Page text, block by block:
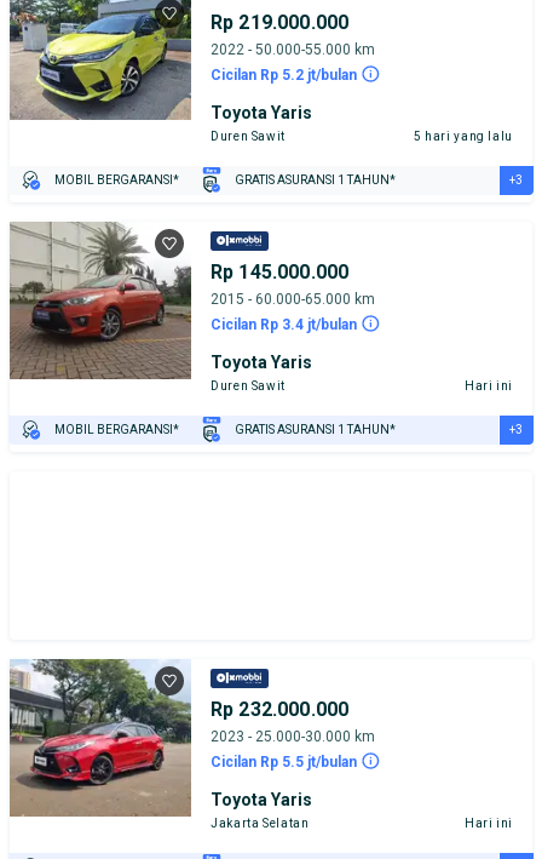
Rp 219.000.000
2022 - 50.000-55.000 km
Cicilan Rp 5.2 jt/bulan
Toyota Yaris
Duren Sawit 5 hari yang lalu
MOBIL BERGARANSI* GRATIS ASURANSI 1 TAHUN*
PENJUAL TERVERIFIKASI
+3
Rp 145.000.000
2015 - 60.000-65.000 km
Cicilan Rp 3.4 jt/bulan
Toyota Yaris
Duren Sawit Hari ini
MOBIL BERGARANSI* GRATIS ASURANSI 1 TAHUN* +3
Rp 232.000.000
2023 - 25.000-30.000 km
Cicilan Rp 5.5 jt/bulan
Toyota Yaris
Jakarta Selatan Hari ini